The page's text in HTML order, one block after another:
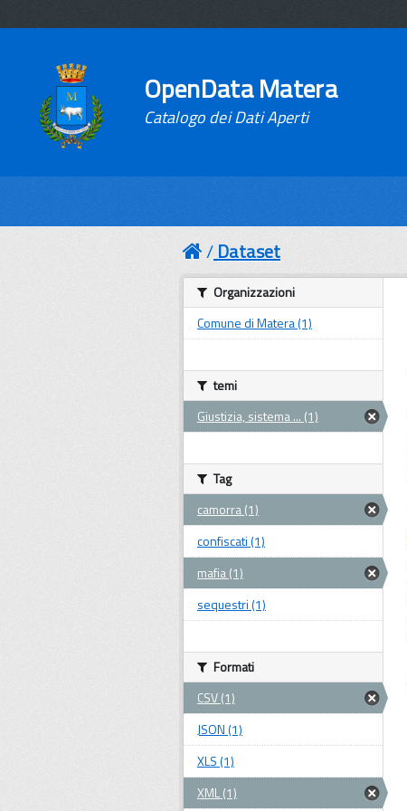
OpenData Matera
Catalogo dei Dati Aperti
Dataset
Organizzazioni
Comune di Matera (1)
temi
Giustizia, sistema ... (1)
Tag
camorra (1)
confiscati (1)
mafia (1)
sequestri (1)
Formati
CSV (1)
JSON (1)
XLS (1)
XML (1)